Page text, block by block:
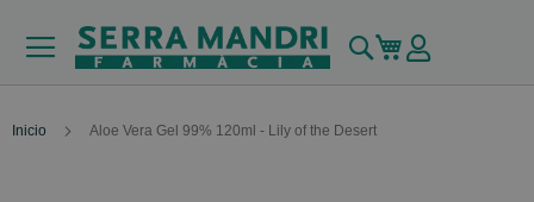
Buscar
Mi carrito
Inicio Aloe Vera Gel 99% 120ml - Lily of the Desert